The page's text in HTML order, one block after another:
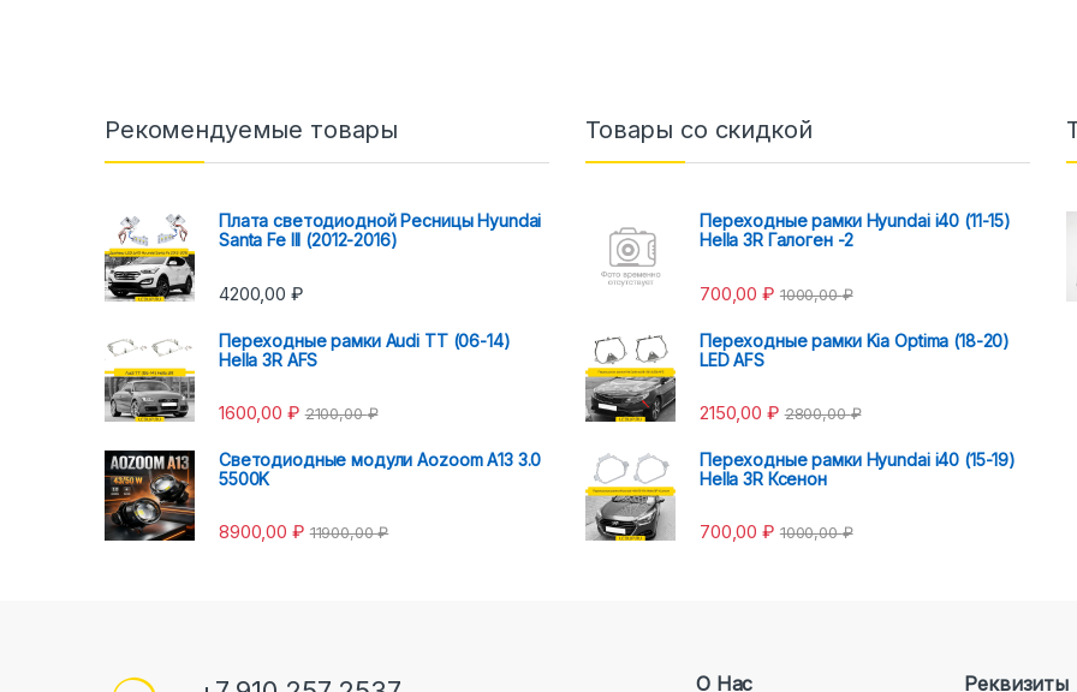
Рекомендуемые товары
Плата светодиодной Ресницы Hyundai
Santa Fe III (2012-2016)
4200,00 ₽
Переходные рамки Audi TT (06-14)
Hella 3R AFS
1600,00 ₽ 2100,00₽
Светодиодные модули Aozoom A13 3.0
5500K
8900,00 ₽ 11900,00₽
Товары со скидкой
Переходные рамки Hyundai i40 (11-15)
Hella 3R Галоген -2
700,00₽ 1000,00₽
Переходные рамки Kia Optima (18-20)
LED AFS
2150,00 ₽ 2800,00₽
Переходные рамки Hyundai i40 (15-19)
Hella 3R Ксенон
700,00₽ 1000,00₽
О Нас Реквизиты